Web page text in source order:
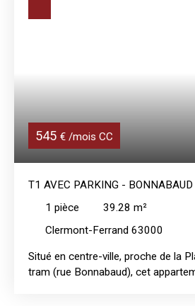
545 € /mois CC
T1 AVEC PARKING - BONNABAUD
1 pièce 39.28 m²
Clermont-Ferrand 63000
Situé en centre-ville, proche de la
tram (rue Bonnabaud), cet